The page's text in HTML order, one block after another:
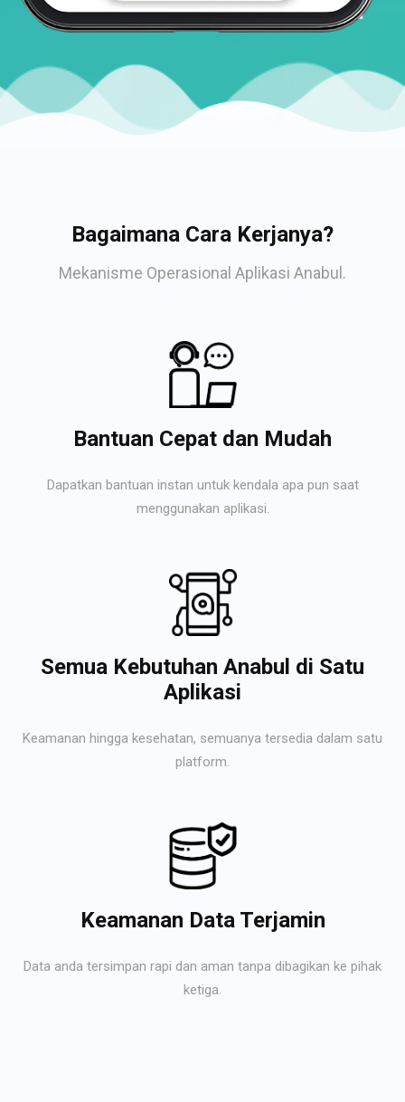
Bagaimana Cara Kerjanya?
Mekanisme Operasional Aplikasi Anabul.
Bantuan Cepat dan Mudah
Dapatkan bantuan instan untuk kendala apa pun saat
menggunakan aplikasi.
Semua Kebutuhan Anabul di Satu
Aplikasi
Keamanan hingga kesehatan, semuanya tersedia dalam satu
platform.
Keamanan Data Terjamin
Data anda tersimpan rapi dan aman tanpa dibagikan ke pihak
ketiga.